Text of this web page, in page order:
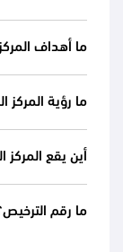
ما أهداف
ما رؤية
أين يقع
ما رقم